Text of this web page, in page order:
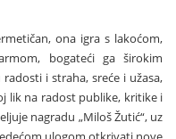
ona igra s lakoćom,
bogateći ga širokim
i straha, sreće i užasa,
lik na radost publike, kritike i
nagradu „Miloš Žutić“, uz